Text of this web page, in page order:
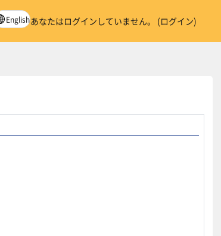
Englishあなたはログインしていません。 (ログイン)